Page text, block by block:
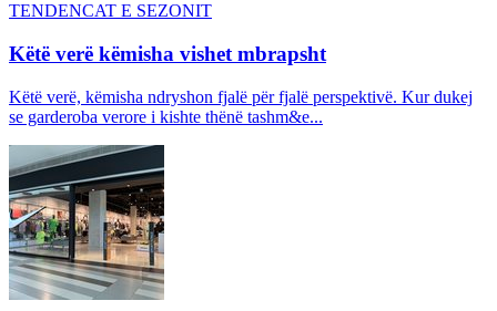
TENDENCAT E SEZONIT
Këtë verë këmisha vishet mbrapsht
Këtë verë, këmisha ndryshon fjalë për fjalë perspektivë. Kur dukej
se garderoba verore i kishte thënë tashm&e...